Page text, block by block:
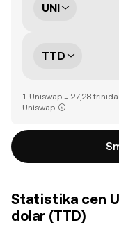
UNI
TTD
1 Uniswap = 27,28
Uniswap
Statistika cen
dolar (TTD)